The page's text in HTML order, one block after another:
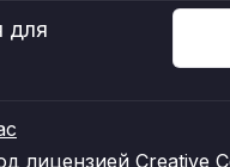
для
лицензией Creative